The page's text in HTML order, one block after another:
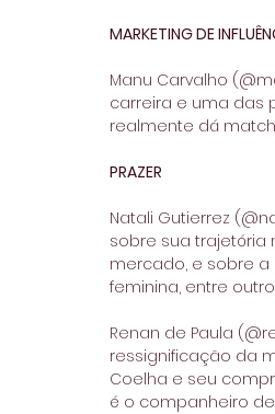
MARKETING DE
Manu Carvalho
carreira e uma das
realmente dá
PRAZER
Natali Gutierrez
sobre sua trajetória
mercado, e sobre
feminina, entre
Renan de Paula
ressignificação da
Coelha e seu
é o companheiro